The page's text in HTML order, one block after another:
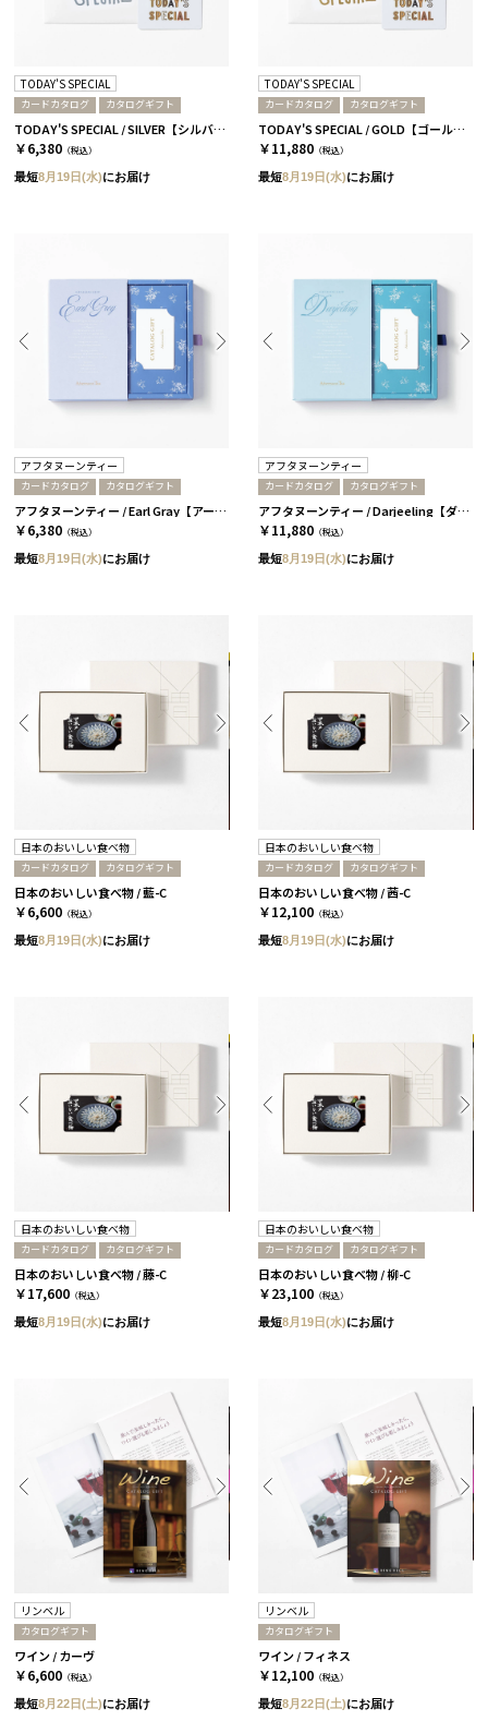
TODAY'S SPECIAL
カードカタログ カタログギフト
TODAY'S SPECIAL / SILVER【シルバー】
￥6,380 （税込）
最短8月19日(水)にお届け
TODAY'S SPECIAL
カードカタログ カタログギフト
TODAY'S SPECIAL / GOLD【ゴールド】
￥11,880 （税込）
最短8月19日(水)にお届け
アフタヌーンティー
カードカタログ カタログギフト
アフタヌーンティー / Earl Gray【アールグレイ】
￥6,380 （税込）
最短8月19日(水)にお届け
アフタヌーンティー
カードカタログ カタログギフト
アフタヌーンティー / Darjeeling【ダージリン】
￥11,880 （税込）
最短8月19日(水)にお届け
日本のおいしい食べ物
カードカタログ カタログギフト
日本のおいしい食べ物 / 藍-C
￥6,600 （税込）
最短8月19日(水)にお届け
日本のおいしい食べ物
カードカタログ カタログギフト
日本のおいしい食べ物 / 茜-C
￥12,100 （税込）
最短8月19日(水)にお届け
日本のおいしい食べ物
カードカタログ カタログギフト
日本のおいしい食べ物 / 藤-C
￥17,600 （税込）
最短8月19日(水)にお届け
日本のおいしい食べ物
カードカタログ カタログギフト
日本のおいしい食べ物 / 柳-C
￥23,100 （税込）
最短8月19日(水)にお届け
リンベル
カタログギフト
ワイン / カーヴ
￥6,600 （税込）
最短8月22日(土)にお届け
リンベル
カタログギフト
ワイン / フィネス
￥12,100 （税込）
最短8月22日(土)にお届け